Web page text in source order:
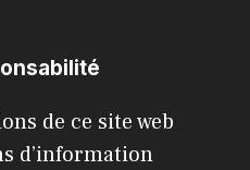
de ce site web
d’information